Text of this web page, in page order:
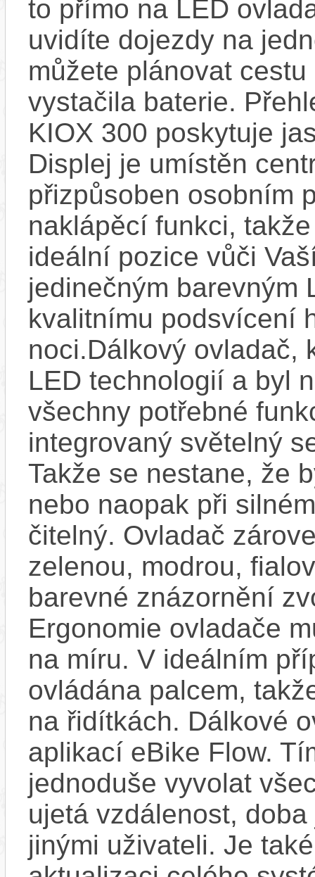
to přímo na LED
uvidíte dojezdy na
můžete plánovat
vystačila baterie.
KIOX 300 poskytuje
Displej je umístěn
přizpůsoben osobním
naklápěcí funkci,
ideální pozice vůči
jedinečným barevným
kvalitnímu podsvícení
noci.Dálkový ovladač,
LED technologií a byl
všechny potřebné
integrovaný světelný
Takže se nestane, že
nebo naopak při
čitelný. Ovladač
zelenou, modrou,
barevné znázornění
Ergonomie ovladače
na míru. V ideálním
ovládána palcem,
na řidítkách. Dálkové
aplikací eBike Flow.
jednoduše vyvolat
ujetá vzdálenost,
jinými uživateli. Je